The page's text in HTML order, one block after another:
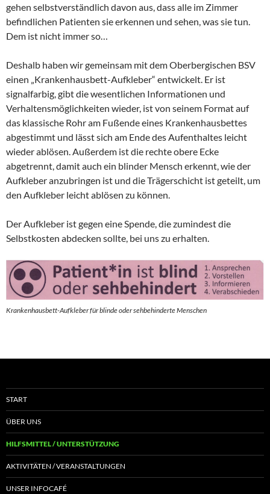
gehen selbstverständlich davon aus, dass alle im Zimmer
befindlichen Patienten sie erkennen und sehen, was sie tun.
Dem ist nicht immer so…
Deshalb haben wir gemeinsam mit dem Oberbergischen BSV
einen „Krankenhausbett-Aufkleber“ entwickelt. Er ist
signalfarbig, gibt die wesentlichen Informationen und
Verhaltensmöglichkeiten wieder, ist von seinem Format auf
das klassische Rohr am Fußende eines Krankenhausbettes
abgestimmt und lässt sich am Ende des Aufenthaltes leicht
wieder ablösen. Außerdem ist die rechte obere Ecke
abgetrennt, damit auch ein blinder Mensch erkennt, wie der
Aufkleber anzubringen ist und die Trägerschicht ist geteilt, um
den Aufkleber leicht ablösen zu können.
Der Aufkleber ist gegen eine Spende, die zumindest die
Selbstkosten abdecken sollte, bei uns zu erhalten.
Krankenhausbett-Aufkleber für blinde oder sehbehinderte Menschen
START
ÜBER UNS
HILFSMITTEL / UNTERSTÜTZUNG
AKTIVITÄTEN / VERANSTALTUNGEN
UNSER INFOCAFÉ